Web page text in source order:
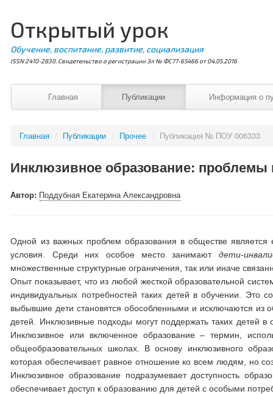
Открытый урок
Обучение, воспитание, развитие, социализация
ISSN 2410-2830. Свидетельство о регистрации Эл № ФС77-65466 от 04.05.2016
Главная Публикации Информация о
Главная / Публикации / Прочее / Публикация № ПОУ 006333
Инклюзивное образование:
Автор: Поддубная Екатерина Александровна
Одной из важных проблем образования в обществе
условия. Среди них особое место занимают дети-
множественные структурные ограничения, так или иначе
Опыт показывает, что из любой жесткой образовательной
индивидуальных потребностей таких детей в обучении. Это
выбывшие дети становятся обособленными и исключаются из
детей. Инклюзивные подходы могут поддержать таких детей
Инклюзивное или включенное образование – термин,
общеобразовательных школах. В основу инклюзивного
которая обеспечивает равное отношение ко всем людям, но
Инклюзивное образование подразумевает доступность
обеспечивает доступ к образованию для детей с особыми